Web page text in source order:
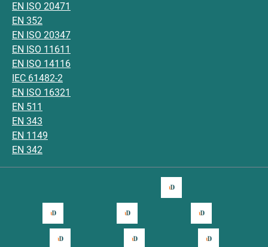
EN ISO 20471
EN 352
EN ISO 20347
EN ISO 11611
EN ISO 14116
IEC 61482-2
EN ISO 16321
EN 511
EN 343
EN 1149
EN 342